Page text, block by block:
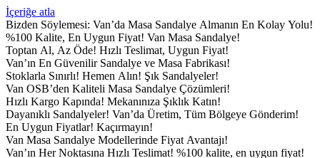
İçeriğe atla
Bizden Söylemesi: Van’da Masa Sandalye Almanın En Kolay Yolu!
%100 Kalite, En Uygun Fiyat! Van Masa Sandalye!
Toptan Al, Az Öde! Hızlı Teslimat, Uygun Fiyat!
Van’ın En Güvenilir Sandalye ve Masa Fabrikası!
Stoklarla Sınırlı! Hemen Alın! Şık Sandalyeler!
Van OSB’den Kaliteli Masa Sandalye Çözümleri!
Hızlı Kargo Kapında! Mekanınıza Şıklık Katın!
Dayanıklı Sandalyeler! Van’da Üretim, Tüm Bölgeye Gönderim!
En Uygun Fiyatlar! Kaçırmayın!
Van Masa Sandalye Modellerinde Fiyat Avantajı!
Van’ın Her Noktasına Hızlı Teslimat! %100 kalite, en uygun fiyat!